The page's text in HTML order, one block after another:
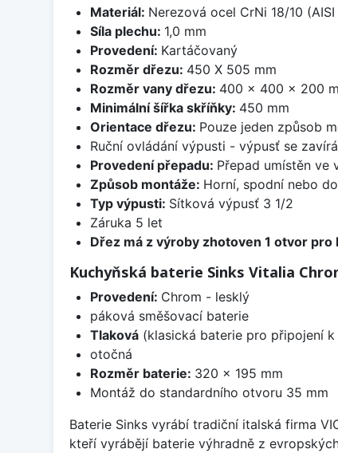
Materiál: Nerezová ocel CrNi 18/10
Síla plechu: 1,0 mm
Provedení: Kartáčovaný
Rozměr dřezu: 450 X 505 mm
Rozměr vany dřezu: 400 x 400 x 200
Minimální šířka skříňky: 450 mm
Orientace dřezu: Pouze jeden způsob
Ruční ovládání výpusti - výpusť se
Provedení přepadu: Přepad umístěn ve
Způsob montáže: Horní, spodní nebo
Typ výpusti: Sítková výpusť 3 1/2
Záruka 5 let
Dřez má z výroby zhotoven 1 otvor pro
Kuchyňská baterie Sinks Vitalia
Provedení: Chrom - lesklý
páková směšovací baterie
Tlaková(klasická baterie pro připojení
otočná
Rozměr baterie: 320 x 195 mm
Montáž do standardního otvoru 35 mm
Baterie Sinks vyrábí tradiční italská firma
kteří vyrábějí baterie výhradně z